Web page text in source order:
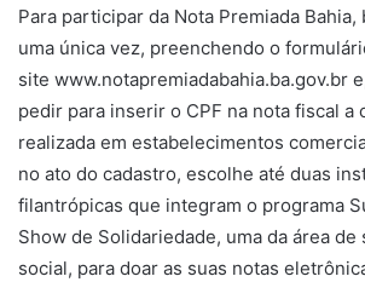
Para participar da Nota Premiada Bahia,
uma única vez, preenchendo o
site www.notapremiadabahia.ba.gov.br
pedir para inserir o CPF na nota fiscal a
realizada em estabelecimentos
no ato do cadastro, escolhe até duas
filantrópicas que integram o programa
Show de Solidariedade, uma da área de
social, para doar as suas notas